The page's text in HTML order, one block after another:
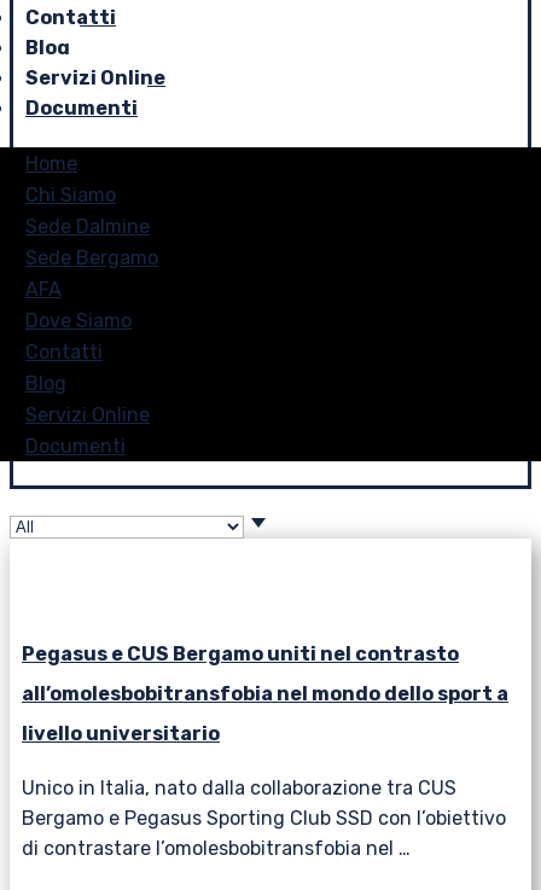
Contatti
Blog
Servizi Online
Documenti
Home
Chi Siamo
Sede Dalmine
Sede Bergamo
AFA
Dove Siamo
Contatti
Blog
Servizi Online
Documenti
Pegasus e CUS Bergamo uniti nel contrasto
all’omolesbobitransfobia nel mondo dello sport a
livello universitario
Unico in Italia, nato dalla collaborazione tra CUS
Bergamo e Pegasus Sporting Club SSD con l’obiettivo
di contrastare l’omolesbobitransfobia nel …